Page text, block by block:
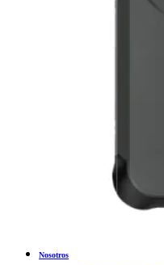
Nosotros